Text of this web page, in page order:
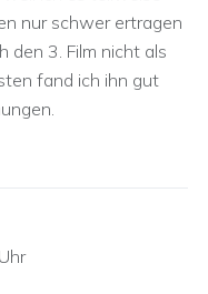
nur schwer ertragen
den 3. Film nicht als
fand ich ihn gut